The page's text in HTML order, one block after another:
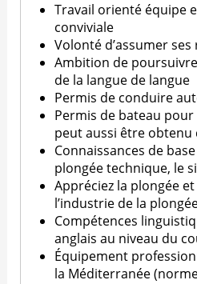
Travail orienté équipe
conviviale
Volonté d’assumer
Ambition de
de la langue de langue
Permis de conduire
Permis de bateau
peut aussi être obtenu
Connaissances de
plongée technique, le
Appréciez la plongée
l’industrie de la
Compétences
anglais au niveau du
Équipement
la Méditerranée